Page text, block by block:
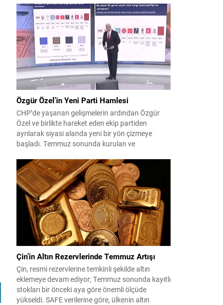
birliği çerçevesi oluşturuldu. Ziyaretin en somut
çıktısı, üç ülkenin imza attığı Mekke Ortak
Savunma Anlaşması oldu. Anlaşma; ortak
güvenlik yaklaşımıyla bölgesel barış, istikrar...
Özgür Özel’in Yeni Parti Hamlesi
CHP’de yaşanan gelişmelerin ardından Özgür
Özel ve birlikte hareket eden ekip partiden
ayrılarak siyasi alanda yeni bir yön çizmeye
başladı. Temmuz sonunda kurulan ve
kısa sürede muhalif medyanın gündemine girdi.
Kuruluşun hemen ardından bazı anket sonuçları
kamuoyuna yansıyınca, partinin tabanda karşılık
bulduğu iddiaları gündemi...
Çin’in Altın Rezervlerinde Temmuz Artışı
Çin, resmi rezervlerine temkinli şekilde altın
eklemeye devam ediyor; Temmuz sonunda kayıtlı
stokları bir önceki aya göre önemli ölçüde
yükseldi. SAFE verilerine göre, ülkenin altın